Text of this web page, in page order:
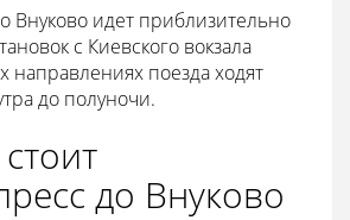
Внуково идет приблизительно
с Киевского вокзала
направлениях поезда ходят
до полуночи.
до Внуково